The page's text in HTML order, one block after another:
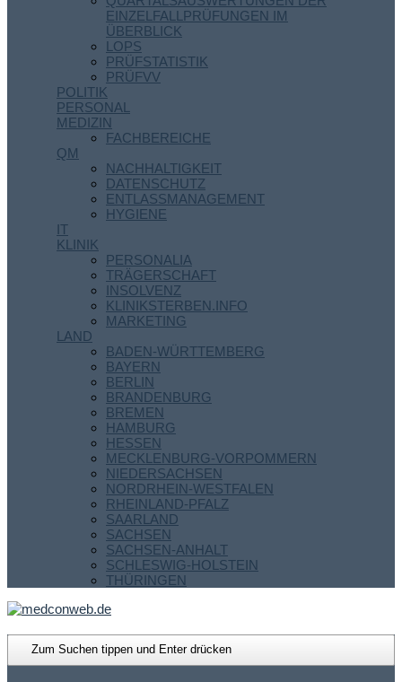
EINZELFALLPRÜFUNGEN IM
ÜBERBLICK
LOPS
PRÜFSTATISTIK
PRÜFVV
POLITIK
PERSONAL
MEDIZIN
FACHBEREICHE
QM
NACHHALTIGKEIT
DATENSCHUTZ
ENTLASSMANAGEMENT
HYGIENE
IT
KLINIK
PERSONALIA
TRÄGERSCHAFT
INSOLVENZ
KLINIKSTERBEN.INFO
MARKETING
LAND
BADEN-WÜRTTEMBERG
BAYERN
BERLIN
BRANDENBURG
BREMEN
HAMBURG
HESSEN
MECKLENBURG-VORPOMMERN
NIEDERSACHSEN
NORDRHEIN-WESTFALEN
RHEINLAND-PFALZ
SAARLAND
SACHSEN
SACHSEN-ANHALT
SCHLESWIG-HOLSTEIN
THÜRINGEN